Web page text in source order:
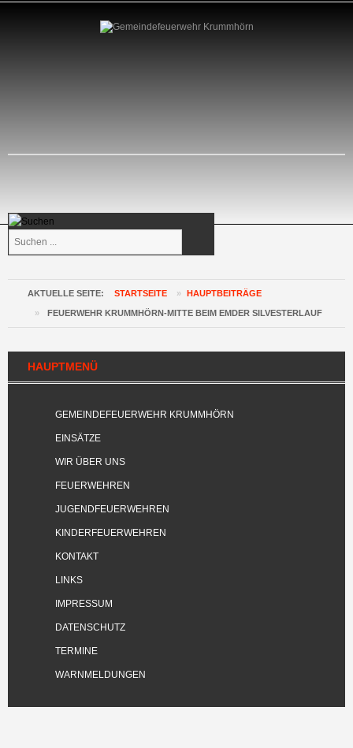
AKTUELLE SEITE: STARTSEITE » HAUPTBEITRÄGE
» FEUERWEHR KRUMMHÖRN-MITTE BEIM EMDER SILVESTERLAUF
HAUPTMENÜ
GEMEINDEFEUERWEHR KRUMMHÖRN
EINSÄTZE
WIR ÜBER UNS
FEUERWEHREN
JUGENDFEUERWEHREN
KINDERFEUERWEHREN
KONTAKT
LINKS
IMPRESSUM
DATENSCHUTZ
TERMINE
WARNMELDUNGEN